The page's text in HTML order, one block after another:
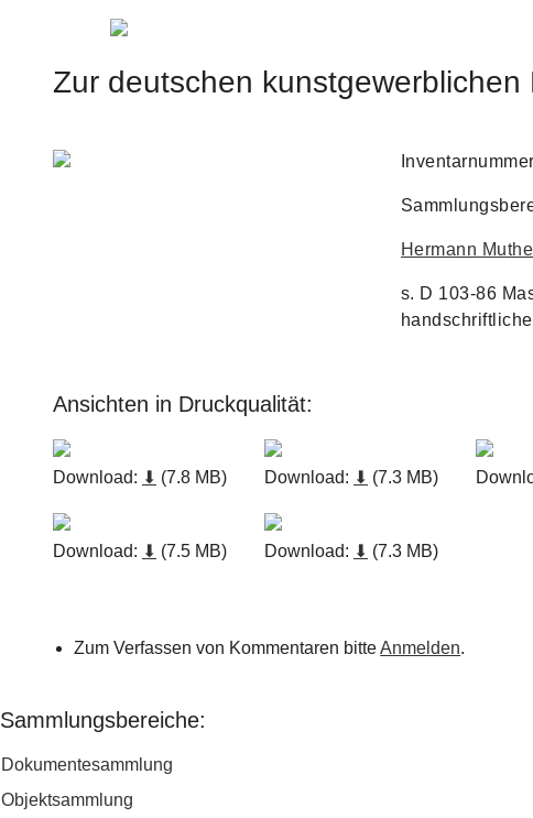
Jump to navigation
Zur deutschen kunstgewerblichen
Hermann
s. D 103-86
Ansichten in Druckqualität:
Download: ⬇ (7.8 MB) Download: ⬇ (7.3 MB)
Download: ⬇ (7.5 MB) Download: ⬇ (7.3 MB)
Zum Verfassen von Kommentaren bitteAnmelden.
Sammlungsbereiche:
Dokumentesammlung
Objektsammlung